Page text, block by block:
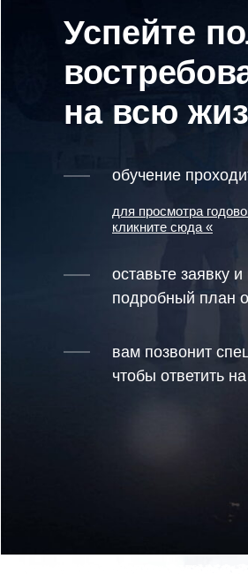
обучение
оставьте заявку
подробный план
вам позвонит
чтобы ответить
Успейте
на всю
для просмотра
кликните сюда «